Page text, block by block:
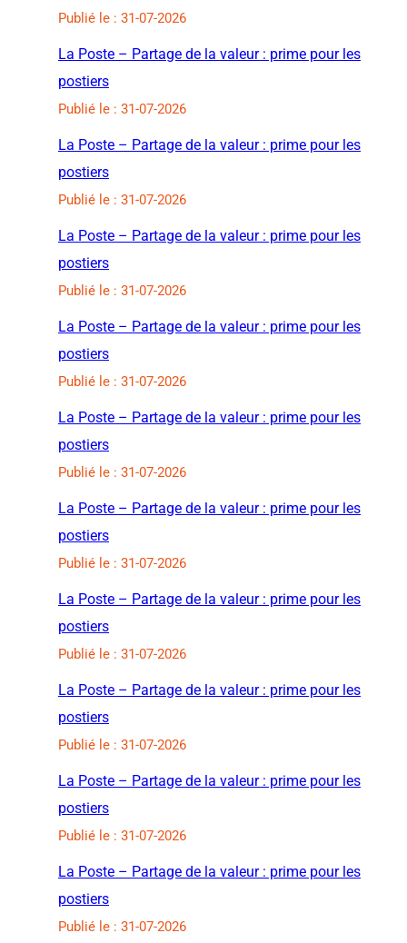
Publié le : 31-07-2026
La Poste – Partage de la valeur : prime pour les
postiers
Publié le : 31-07-2026
La Poste – Partage de la valeur : prime pour les
postiers
Publié le : 31-07-2026
La Poste – Partage de la valeur : prime pour les
postiers
Publié le : 31-07-2026
La Poste – Partage de la valeur : prime pour les
postiers
Publié le : 31-07-2026
La Poste – Partage de la valeur : prime pour les
postiers
Publié le : 31-07-2026
La Poste – Partage de la valeur : prime pour les
postiers
Publié le : 31-07-2026
La Poste – Partage de la valeur : prime pour les
postiers
Publié le : 31-07-2026
La Poste – Partage de la valeur : prime pour les
postiers
Publié le : 31-07-2026
La Poste – Partage de la valeur : prime pour les
postiers
Publié le : 31-07-2026
La Poste – Partage de la valeur : prime pour les
postiers
Publié le : 31-07-2026